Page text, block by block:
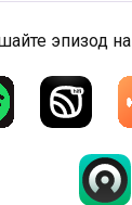
эпизод